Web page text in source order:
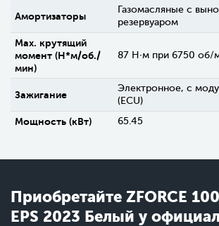
Амортизаторы
Газомасляные с
резервуаром
Max. крутящий
момент (H*м/об./
мин)
87 Н∙м при 6750 об/
Зажигание
Электронное, с
(ECU)
Мощность (кВт) 65.45
Приобретайте ZFORCE
EPS 2023 Белый у